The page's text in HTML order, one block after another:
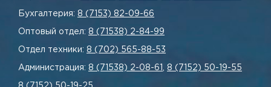
Бухгалтерия: 8 (7153) 82-09-66
Оптовый отдел: 8 (71538) 2-84-99
Отдел техники: 8 (702) 565-88-53
Администрация: 8 (71538) 2-08-61 8 (7152) 50-19-55